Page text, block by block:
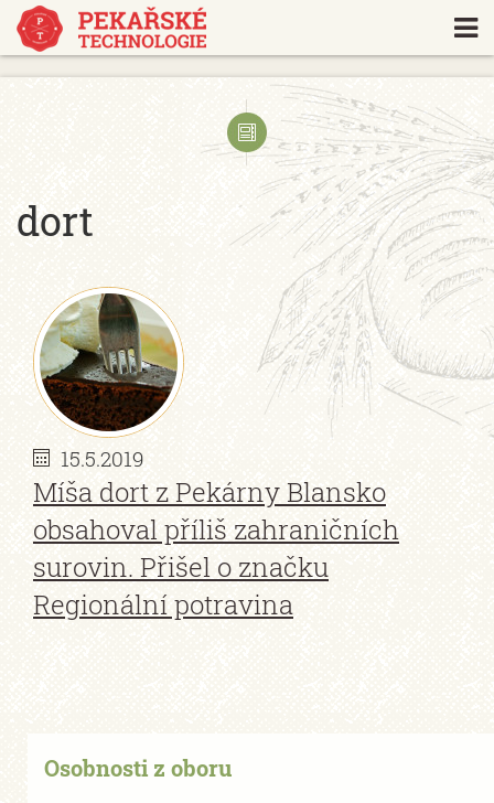
https://www.traditionrolex.com/18
dort
15.5.2019
Míša dort z Pekárny Blansko
obsahoval příliš zahraničních
surovin. Přišel o značku
Regionální potravina
Osobnosti z oboru